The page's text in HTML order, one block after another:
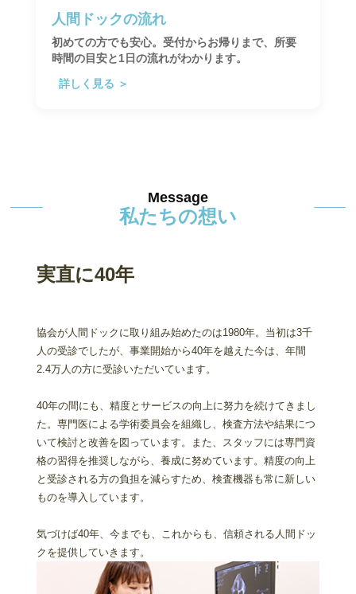
人間ドックの流れ
初めての方でも安心。受付からお帰りまで、所要
時間の目安と1日の流れがわかります。
詳しく見る ＞
Message
私たちの想い
実直に40年
協会が人間ドックに取り組み始めたのは1980年。当初は3千
人の受診でしたが、事業開始から40年を越えた今は、年間
2.4万人の方に受診いただいています。
40年の間にも、精度とサービスの向上に努力を続けてきまし
た。専門医による学術委員会を組織し、検査方法や結果につ
いて検討と改善を図っています。また、スタッフには専門資
格の習得を推奨しながら、養成に努めています。精度の向上
と受診される方の負担を減らすため、検査機器も常に新しい
ものを導入しています。
気づけば40年、今までも、これからも、信頼される人間ドッ
クを提供していきます。